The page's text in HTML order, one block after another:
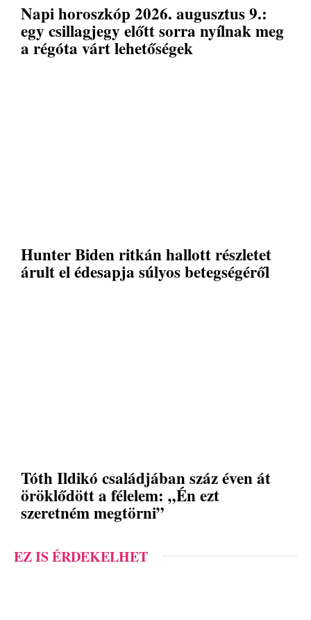
Napi horoszkóp 2026. augusztus 9.:
egy csillagjegy előtt sorra nyílnak meg
a régóta várt lehetőségek
Hunter Biden ritkán hallott részletet
árult el édesapja súlyos betegségéről
Tóth Ildikó családjában száz éven át
öröklődött a félelem: „Én ezt
szeretném megtörni”
EZ IS ÉRDEKELHET